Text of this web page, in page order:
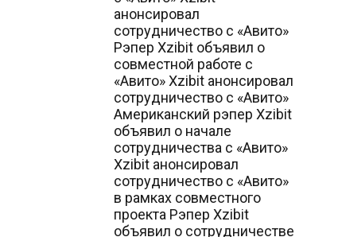
анонсировал
сотрудничество с «Авито»
Рэпер Xzibit объявил о
совместной работе с
«Авито» Xzibit анонсировал
сотрудничество с «Авито»
Американский рэпер Xzibit
объявил о начале
сотрудничества с «Авито»
Xzibit анонсировал
сотрудничество с «Авито»
в рамках совместного
проекта Рэпер Xzibit
объявил о сотрудничестве